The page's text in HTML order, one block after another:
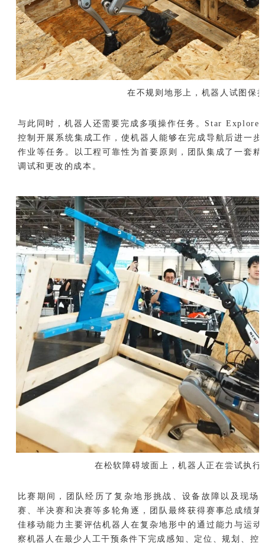
在不规则地形上，机器人试图保
与此同时，机器人还需要完成多项操作任务。Star
控制开展系统集成工作，使机器人能够在完成导航后进一
作业等任务。以工程可靠性为首要原则，团队集成了一套
调试和更改的成本。
在松软障碍坡面上，机器人正在尝试执行
比赛期间，团队经历了复杂地形挑战、设备故障以及现场
赛、半决赛和决赛等多轮角逐，团队最终获得赛事总成绩
佳移动能力主要评估机器人在复杂地形中的通过能力与运
察机器人在最少人工干预条件下完成感知、定位、规划、控